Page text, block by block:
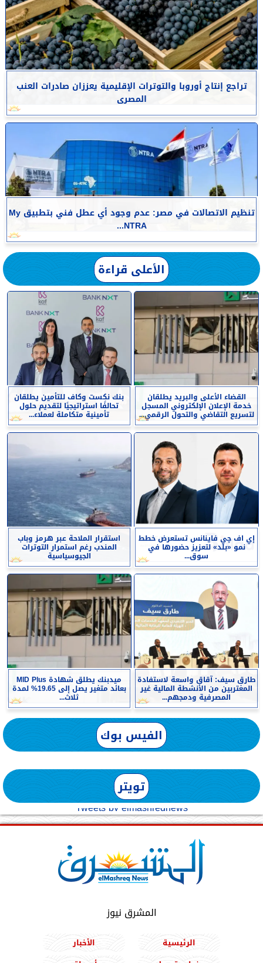
تراجع إنتاج أوروبا والتوترات الإقليمية يعززان صادرات العنب
المصرى
تنظيم الاتصالات في مصر: عدم وجود أي عطل فني بتطبيق My
NTRA...
الأعلى قراءة
القضاء الأعلى والبريد يطلقان
خدمة الإعلان الإلكتروني المسجل
لتسريع التقاضي والتحول الرقمي...
بنك نكست وكاف للتأمين يطلقان
تحالفًا استراتيجيًا لتقديم حلول
تأمينية متكاملة لعملاء...
إي اف چي فاينانس تستعرض خطط
نمو «بلد» لتعزيز حضورها في
سوق...
استقرار الملاحة عبر هرمز وباب
المندب رغم استمرار التوترات
الجيوسياسية
طارق سيف: آقاق واسعة لاستفادة
المغتربين من الأنشطة المالية غير
المصرفية ودمجهم...
ميدبنك يطلق شهادة MID Plus
بعائد متغير يصل إلى 19.65% لمدة
ثلاث...
الفيس بوك
تويتر
Tweets by elmashreqnews
المشرق نيوز
الرئيسية
الأخبار